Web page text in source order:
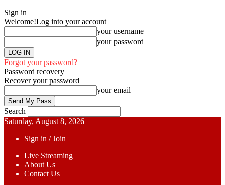
Sign in
Welcome!Log into your account
your username
your password
Forgot your password?
Password recovery
Recover your password
your email
Search
Saturday, August 8, 2026
Sign in / Join
Live Streaming
About Us
Contact Us